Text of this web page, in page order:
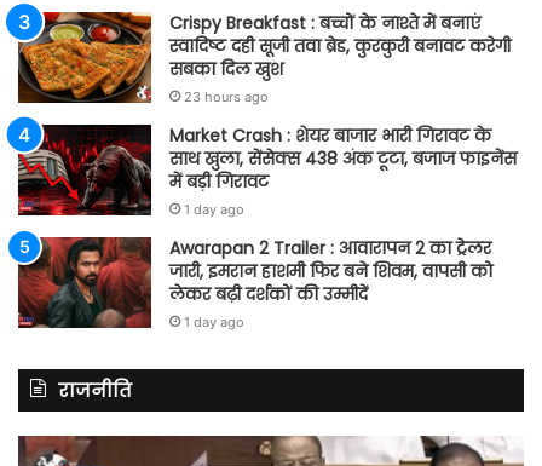
Crispy Breakfast : बच्चों के नाश्ते में बनाएं
स्वादिष्ट दही सूजी तवा ब्रेड, कुरकुरी बनावट करेगी
सबका दिल खुश
23 hours ago
Market Crash : शेयर बाजार भारी गिरावट के
साथ खुला, सेंसेक्स 438 अंक टूटा, बजाज फाइनेंस
में बड़ी गिरावट
1 day ago
Awarapan 2 Trailer : आवारापन 2 का ट्रेलर
जारी, इमरान हाशमी फिर बने शिवम, वापसी को
लेकर बढ़ी दर्शकों की उम्मीदें
1 day ago
राजनीति